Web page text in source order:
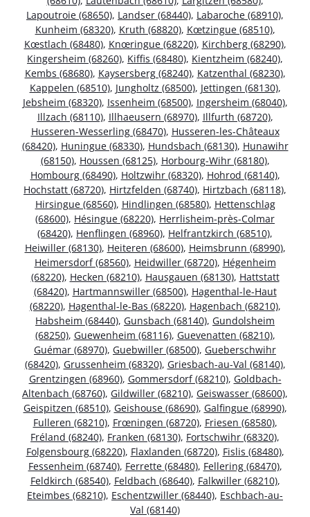
Lapoutroie (68650), Landser (68440), Labaroche (68910),
Kunheim (68320), Kruth (68820), Kœtzingue (68510),
Kœstlach (68480), Knœringue (68220), Kirchberg (68290),
Kingersheim (68260), Kiffis (68480), Kientzheim (68240),
Kembs (68680), Kaysersberg (68240), Katzenthal (68230),
Kappelen (68510), Jungholtz (68500), Jettingen (68130),
Jebsheim (68320), Issenheim (68500), Ingersheim (68040),
Illzach (68110), Illhaeusern (68970), Illfurth (68720),
Husseren-Wesserling (68470), Husseren-les-Châteaux
(68420), Huningue (68330), Hundsbach (68130), Hunawihr
(68150), Houssen (68125), Horbourg-Wihr (68180),
Hombourg (68490), Holtzwihr (68320), Hohrod (68140),
Hochstatt (68720), Hirtzfelden (68740), Hirtzbach (68118),
Hirsingue (68560), Hindlingen (68580), Hettenschlag
(68600), Hésingue (68220), Herrlisheim-près-Colmar
(68420), Henflingen (68960), Helfrantzkirch (68510),
Heiwiller (68130), Heiteren (68600), Heimsbrunn (68990),
Heimersdorf (68560), Heidwiller (68720), Hégenheim
(68220), Hecken (68210), Hausgauen (68130), Hattstatt
(68420), Hartmannswiller (68500), Hagenthal-le-Haut
(68220), Hagenthal-le-Bas (68220), Hagenbach (68210),
Habsheim (68440), Gunsbach (68140), Gundolsheim
(68250), Guewenheim (68116), Guevenatten (68210),
Guémar (68970), Guebwiller (68500), Gueberschwihr
(68420), Grussenheim (68320), Griesbach-au-Val (68140),
Grentzingen (68960), Gommersdorf (68210), Goldbach-
Altenbach (68760), Gildwiller (68210), Geiswasser (68600),
Geispitzen (68510), Geishouse (68690), Galfingue (68990),
Fulleren (68210), Frœningen (68720), Friesen (68580),
Fréland (68240), Franken (68130), Fortschwihr (68320),
Folgensbourg (68220), Flaxlanden (68720), Fislis (68480),
Fessenheim (68740), Ferrette (68480), Fellering (68470),
Feldkirch (68540), Feldbach (68640), Falkwiller (68210),
Eteimbes (68210), Eschentzwiller (68440), Eschbach-au-
Val (68140)